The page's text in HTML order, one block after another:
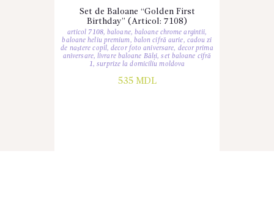
Set de Baloane “Golden First
Birthday” (Articol: 7108)
articol 7108,baloane, baloane chrome argintii,
baloane heliu premium, balon cifră aurie, cadou zi
de naștere copil,decor foto aniversare, decor prima
aniversare,livrare baloane Bălți,set baloane cifră
1,surprize la domiciliu moldova
535 MDL